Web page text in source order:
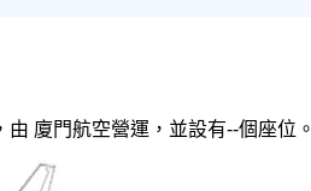
廈門航空營運，並設有--個座位。